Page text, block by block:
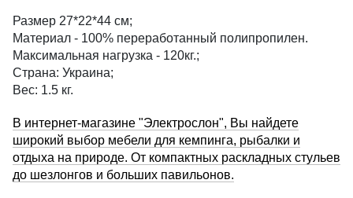
Размер 27*22*44 см;
Материал - 100% переработанный полипропилен.
Максимальная нагрузка - 120кг.;
Страна: Украина;
Вес: 1.5 кг.
В интернет-магазине "Электрослон", Вы найдете
широкий выбор мебели для кемпинга, рыбалки и
отдыха на природе. От компактных раскладных стульев
до шезлонгов и больших павильонов.